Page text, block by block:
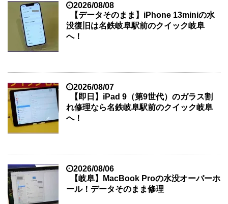
2026/08/08
【データそのまま】iPhone 13miniの水
没復旧は名鉄岐阜駅前のクイック岐阜
へ！
2026/08/07
【即日】iPad 9（第9世代）のガラス割
れ修理なら名鉄岐阜駅前のクイック岐阜
へ！
2026/08/06
【岐阜】MacBook Proの水没オーバーホ
ール！データそのまま修理